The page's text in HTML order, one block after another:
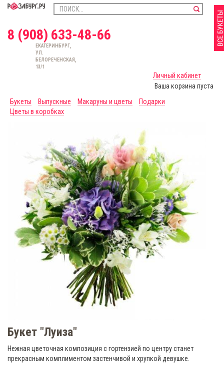
8 (908) 633-48-66
ЕКАТЕРИНБУРГ,
УЛ.
БЕЛОРЕЧЕНСКАЯ,
13/1
Личный кабинет
Ваша корзина пуста
Букеты
Выпускные Макаруны и цветы
Подарки
Цветы в коробках
Букет "Луиза"
Нежная цветочная композиция с гортензией по центру станет
прекрасным комплиментом застенчивой и хрупкой девушке.